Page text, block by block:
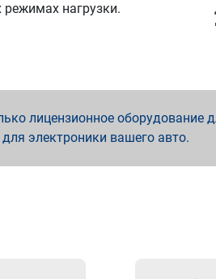
режимах нагрузки.
лицензионное оборудование
для электроники вашего авто.